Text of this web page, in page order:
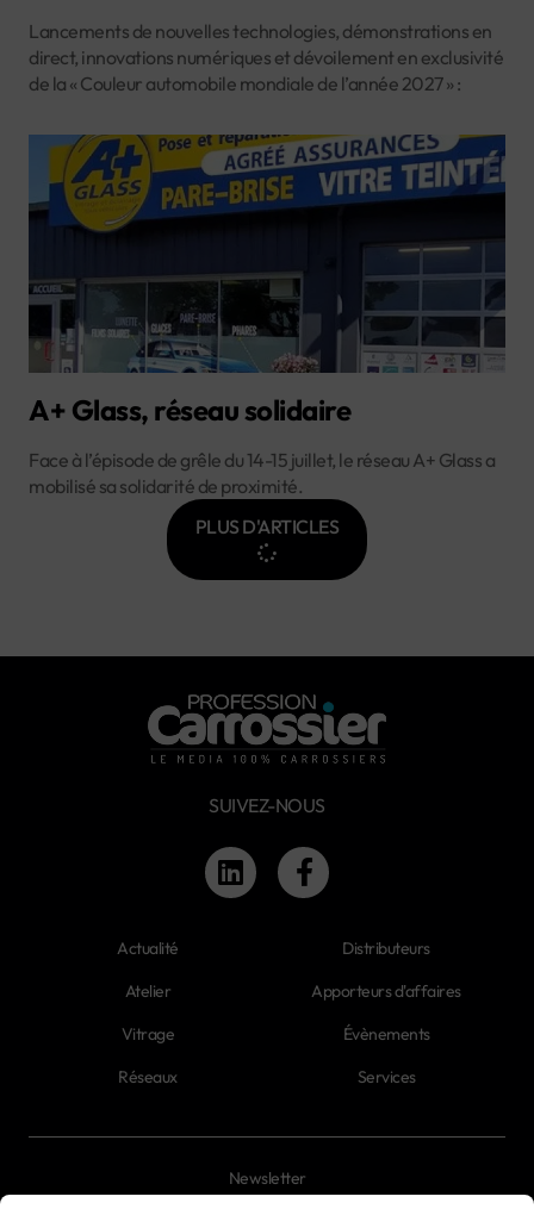
Lancements de nouvelles technologies, démonstrations en
direct, innovations numériques et dévoilement en exclusivité
de la « Couleur automobile mondiale de l’année 2027 » :
A+ Glass, réseau solidaire
Face à l’épisode de grêle du 14-15 juillet, le réseau A+ Glass a
mobilisé sa solidarité de proximité.
PLUS D'ARTICLES
SUIVEZ-NOUS
Actualité
Atelier
Vitrage
Réseaux
Distributeurs
Apporteurs d'affaires
Évènements
Services
Newsletter